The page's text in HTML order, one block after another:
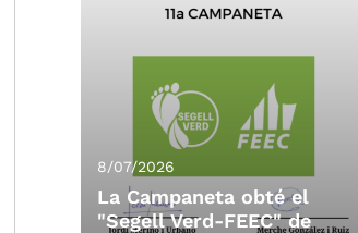
8/07/2026
La Campaneta obté el
"Segell Verd-FEEC" de